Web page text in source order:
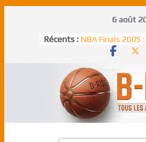
6 août
Récents : NBA Finals 2005
un troisième
NBA Finals 2021
Antetokounmpo
Freek élu MVP
Shai Gilgeous-
match à plus de